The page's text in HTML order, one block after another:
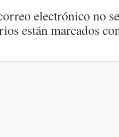
electrónico no
están marcados